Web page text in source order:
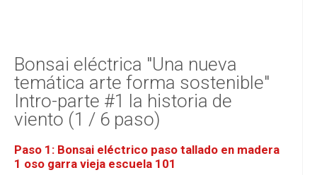
Bonsai eléctrica "Una nueva
temática arte forma sostenible"
Intro-parte #1 la historia de
viento (1 / 6 paso)
Paso 1: Bonsai eléctrico paso tallado en madera
1 oso garra vieja escuela 101